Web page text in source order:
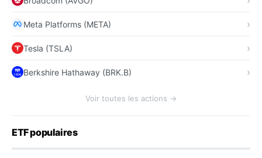
Meta Platforms (META)
Tesla (TSLA)
Berkshire Hathaway (BRK.B)
Voir toutes les actions →
ETF populaires